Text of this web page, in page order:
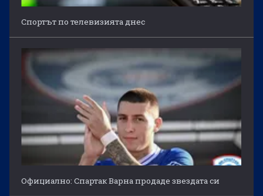
Спортът по телевизията днес
Официално: Спартак Варна продаде звездата си